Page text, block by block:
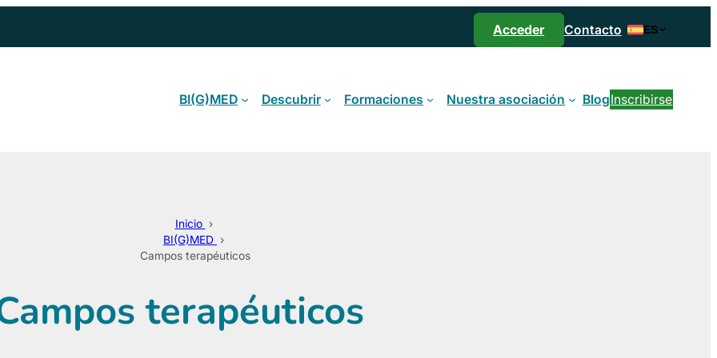
Acceder Contacto ES
BI(G)MED Descubrir Formaciones Nuestra asociación BlogInscribirse
Inicio ›
BI(G)MED
›
Campos terapéuticos
terapéuticos